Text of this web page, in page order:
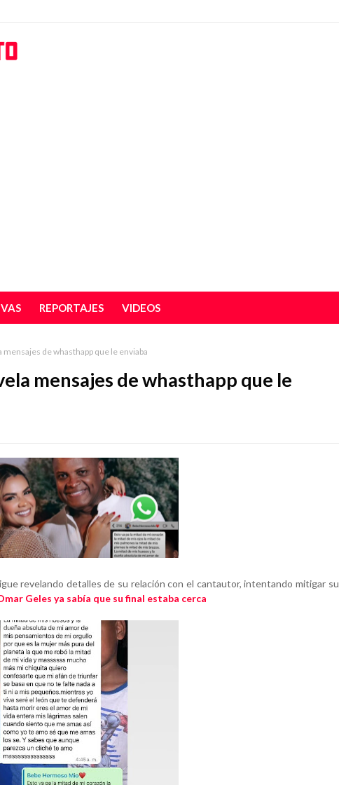
REPORTAJES VIDEOS
de whasthapp que le enviaba
mensajes de whasthapp que le
revelando detalles de su relación con el cantautor, intentando mitigar su
Geles ya sabía que su final estaba cerca